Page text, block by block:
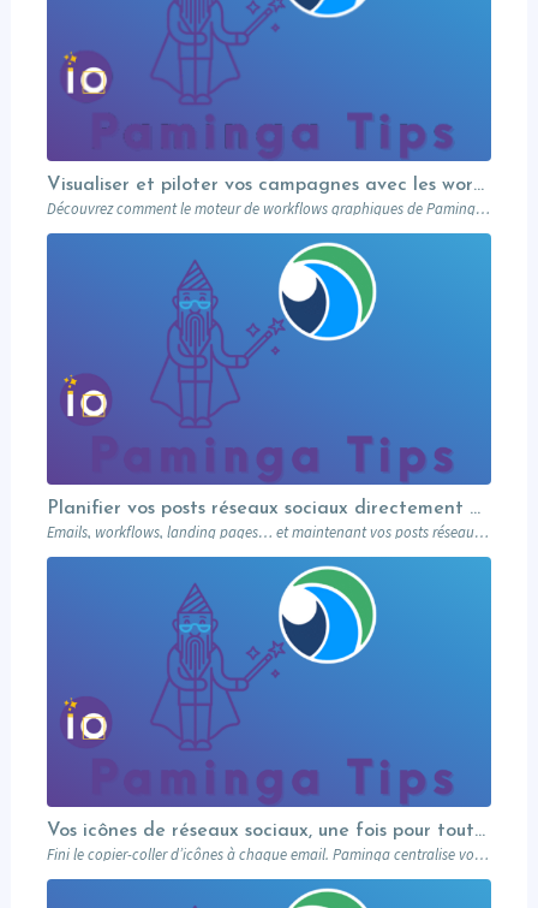
Visualiser et piloter vos campagnes avec les workflows graphiques Paminga.
Découvrez comment le moteur de workflows graphiques de Paminga vous permet de visualiser toute la logique de vos campagnes en un seul coup d’œil — branches conditionnelles, AB tests, waits et intégration Salesforce.
Planifier vos posts réseaux sociaux directement depuis votre MA
Emails, workflows, landing pages… et maintenant vos posts réseaux sociaux. Paminga centralise votre marketing dans un seul outil. Paminga Tip #08.
Vos icônes de réseaux sociaux, une fois pour toutes
Fini le copier-coller d’icônes à chaque email. Paminga centralise vos profils sociaux et les met à disposition de toute l’équipe via un élément dédié. Découvrez comment en 5 minutes.